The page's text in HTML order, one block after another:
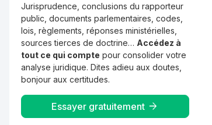
Jurisprudence, conclusions du rapporteur
public, documents parlementaires, codes,
lois, règlements, réponses ministérielles,
sources tierces de doctrine… Accédez à
tout ce qui compte pour consolider votre
analyse juridique. Dites adieu aux doutes,
bonjour aux certitudes.
Essayer gratuitement